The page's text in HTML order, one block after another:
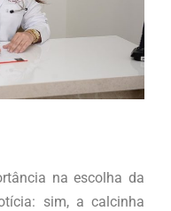
na escolha da
sim, a calcinha